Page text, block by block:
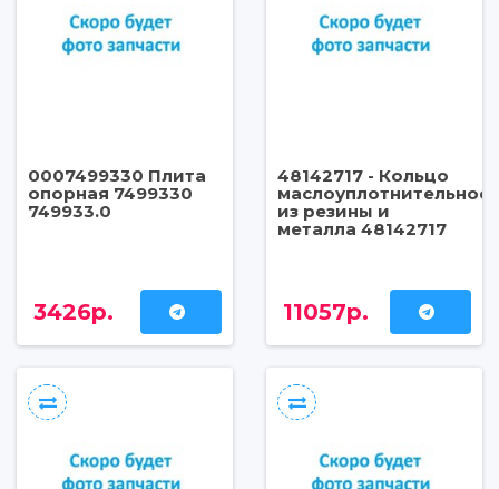
0007499330 Плита
опорная 7499330
749933.0
3426р.
48142717 - Кольцо
маслоуплотнительное
из резины и
металла 48142717
11057р.